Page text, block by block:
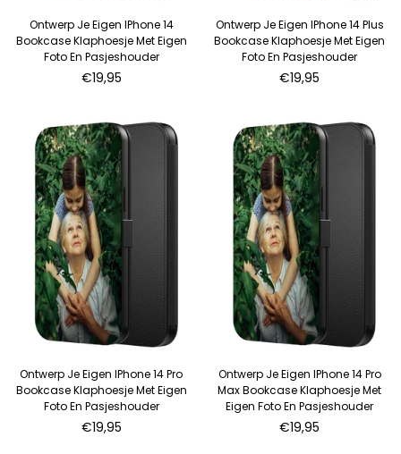
Ontwerp Je Eigen IPhone 14
Bookcase Klaphoesje Met Eigen
Foto En Pasjeshouder
Normale
€19,95
Ontwerp Je Eigen IPhone 14 Plus
Bookcase Klaphoesje Met Eigen
Foto En Pasjeshouder
Normale
€19,95
Ontwerp Je Eigen IPhone 14 Pro
Bookcase Klaphoesje Met Eigen
Foto En Pasjeshouder
Normale
€19,95
Ontwerp Je Eigen IPhone 14 Pro
Max Bookcase Klaphoesje Met
Eigen Foto En Pasjeshouder
Normale
€19,95